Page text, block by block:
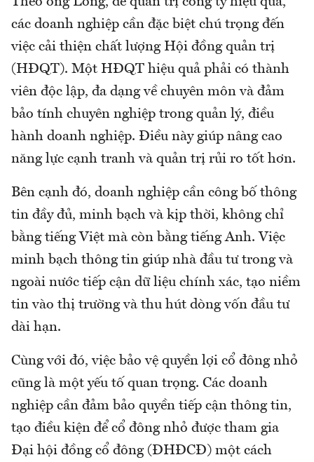
các doanh nghiệp cần đặc biệt chú trọng đến
việc cải thiện chất lượng Hội đồng quản trị
(HĐQT). Một HĐQT hiệu quả phải có thành
viên độc lập, đa dạng về chuyên môn và đảm
bảo tính chuyên nghiệp trong quản lý, điều
hành doanh nghiệp. Điều này giúp nâng cao
năng lực cạnh tranh và quản trị rủi ro tốt hơn.
Bên cạnh đó, doanh nghiệp cần công bố thông
tin đầy đủ, minh bạch và kịp thời, không chỉ
bằng tiếng Việt mà còn bằng tiếng Anh. Việc
minh bạch thông tin giúp nhà đầu tư trong và
ngoài nước tiếp cận dữ liệu chính xác, tạo niềm
tin vào thị trường và thu hút dòng vốn đầu tư
dài hạn.
Cùng với đó, việc bảo vệ quyền lợi cổ đông nhỏ
cũng là một yếu tố quan trọng. Các doanh
nghiệp cần đảm bảo quyền tiếp cận thông tin,
tạo điều kiện để cổ đông nhỏ được tham gia
Đại hội đồng cổ đông (ĐHĐCĐ) một cách